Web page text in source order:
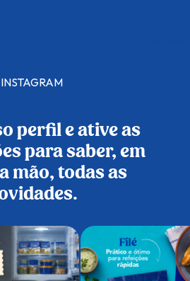
INSTAGRAM
perfil e ative as
para saber, em
mão, todas as